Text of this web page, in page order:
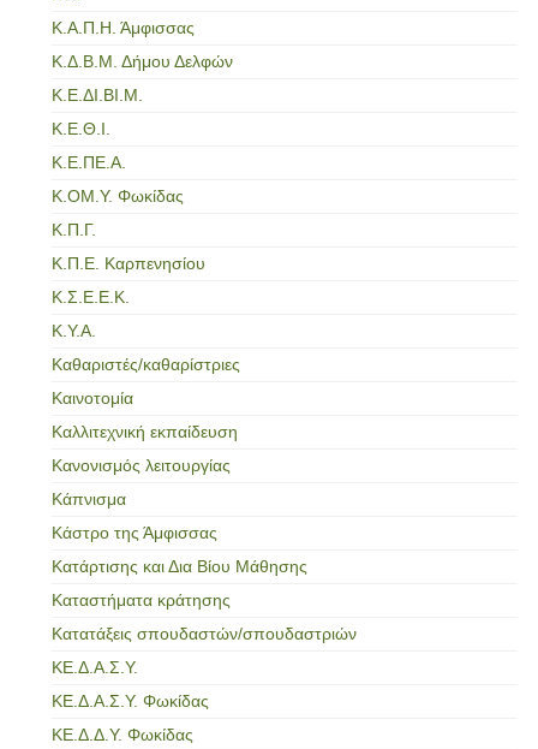
Κ.Α.Π.Η. Άμφισσας
Κ.Δ.Β.Μ. Δήμου Δελφών
Κ.Ε.ΔΙ.ΒΙ.Μ.
Κ.Ε.Θ.Ι.
Κ.Ε.ΠΕ.Α.
Κ.ΟΜ.Υ. Φωκίδας
Κ.Π.Γ.
Κ.Π.Ε. Καρπενησίου
Κ.Σ.Ε.Ε.Κ.
Κ.Υ.Α.
Καθαριστές/καθαρίστριες
Καινοτομία
Καλλιτεχνική εκπαίδευση
Κανονισμός λειτουργίας
Κάπνισμα
Κάστρο της Άμφισσας
Κατάρτισης και Δια Βίου Μάθησης
Καταστήματα κράτησης
Κατατάξεις σπουδαστών/σπουδαστριών
ΚΕ.Δ.Α.Σ.Υ.
ΚΕ.Δ.Α.Σ.Υ. Φωκίδας
ΚΕ.Δ.Δ.Υ. Φωκίδας